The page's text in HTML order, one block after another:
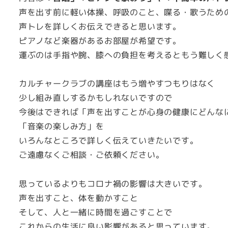
声を出す前に軽い体操、呼吸のこと、喋る・歌うため
声トレを詳しくお伝えできると思います。
ピアノなど楽器があるお部屋が希望です。
運ぶのは手指や腕、膝への負担を考えるともう難しく
カルチャークラブの講座はもう増やすつもりはなく
少し組み直しするかもしれないですので
今後はできれば「声を出すことが心身の健康にどんな
「音楽の楽しみ方」を
いろんなところで詳しく伝えていきたいです。
ご遠慮なくご相談・ご依頼ください。
思っているよりもコロナ禍の影響は大きいです。
声を出すこと、体を動かすこと
そして、人と一緒に時間を過ごすことで